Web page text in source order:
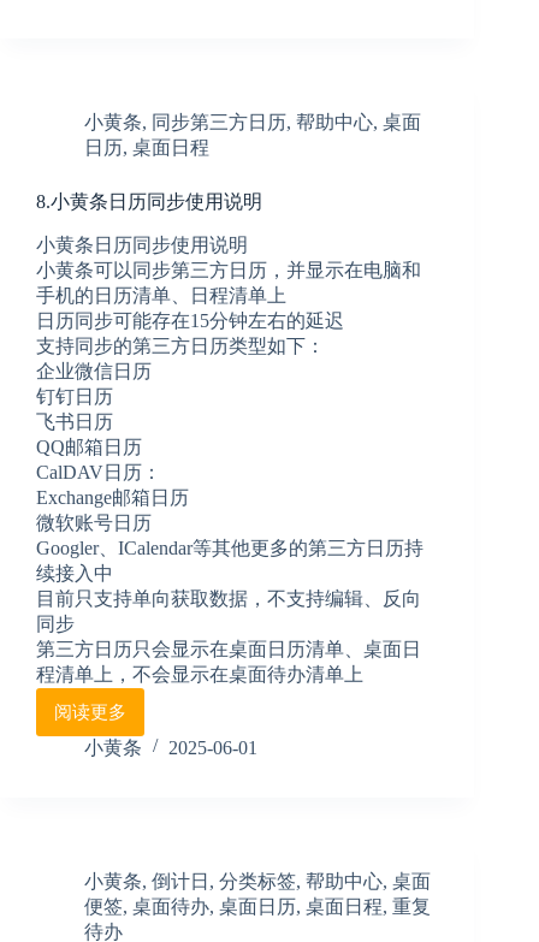
清
单、
便
清
日
程
清
单
到
手
机
桌
面
小黄条, 同步第三方日历, 帮助中心, 桌面
日历, 桌面日程
8.小黄条日历同步使用说明
小黄条日历同步使用说明
小黄条可以同步第三方日历，并显示在电脑和
手机的日历清单、日程清单上
日历同步可能存在15分钟左右的延迟
支持同步的第三方日历类型如下：
企业微信日历
钉钉日历
飞书日历
QQ邮箱日历
CalDAV日历：
Exchange邮箱日历
微软账号日历
Googler、ICalendar等其他更多的第三方日历持
续接入中
目前只支持单向获取数据，不支持编辑、反向
同步
第三方日历只会显示在桌面日历清单、桌面日
程清单上，不会显示在桌面待办清单上
阅读更多
8.
小
步
使
用
小黄条 2025-06-01
小黄条, 倒计日 , 分类标签, 帮助中心, 桌面
便签, 桌面待办, 桌面日历, 桌面日程, 重复
待办